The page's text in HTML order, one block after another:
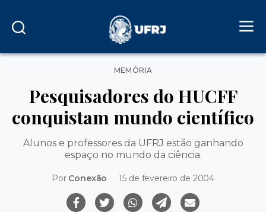
Categorias
MEMÓRIA
Pesquisadores do HUCFF
conquistam mundo científico
Alunos e professores da UFRJ estão ganhando
espaço no mundo da ciência.
Por Conexão 15 de fevereiro de 2004